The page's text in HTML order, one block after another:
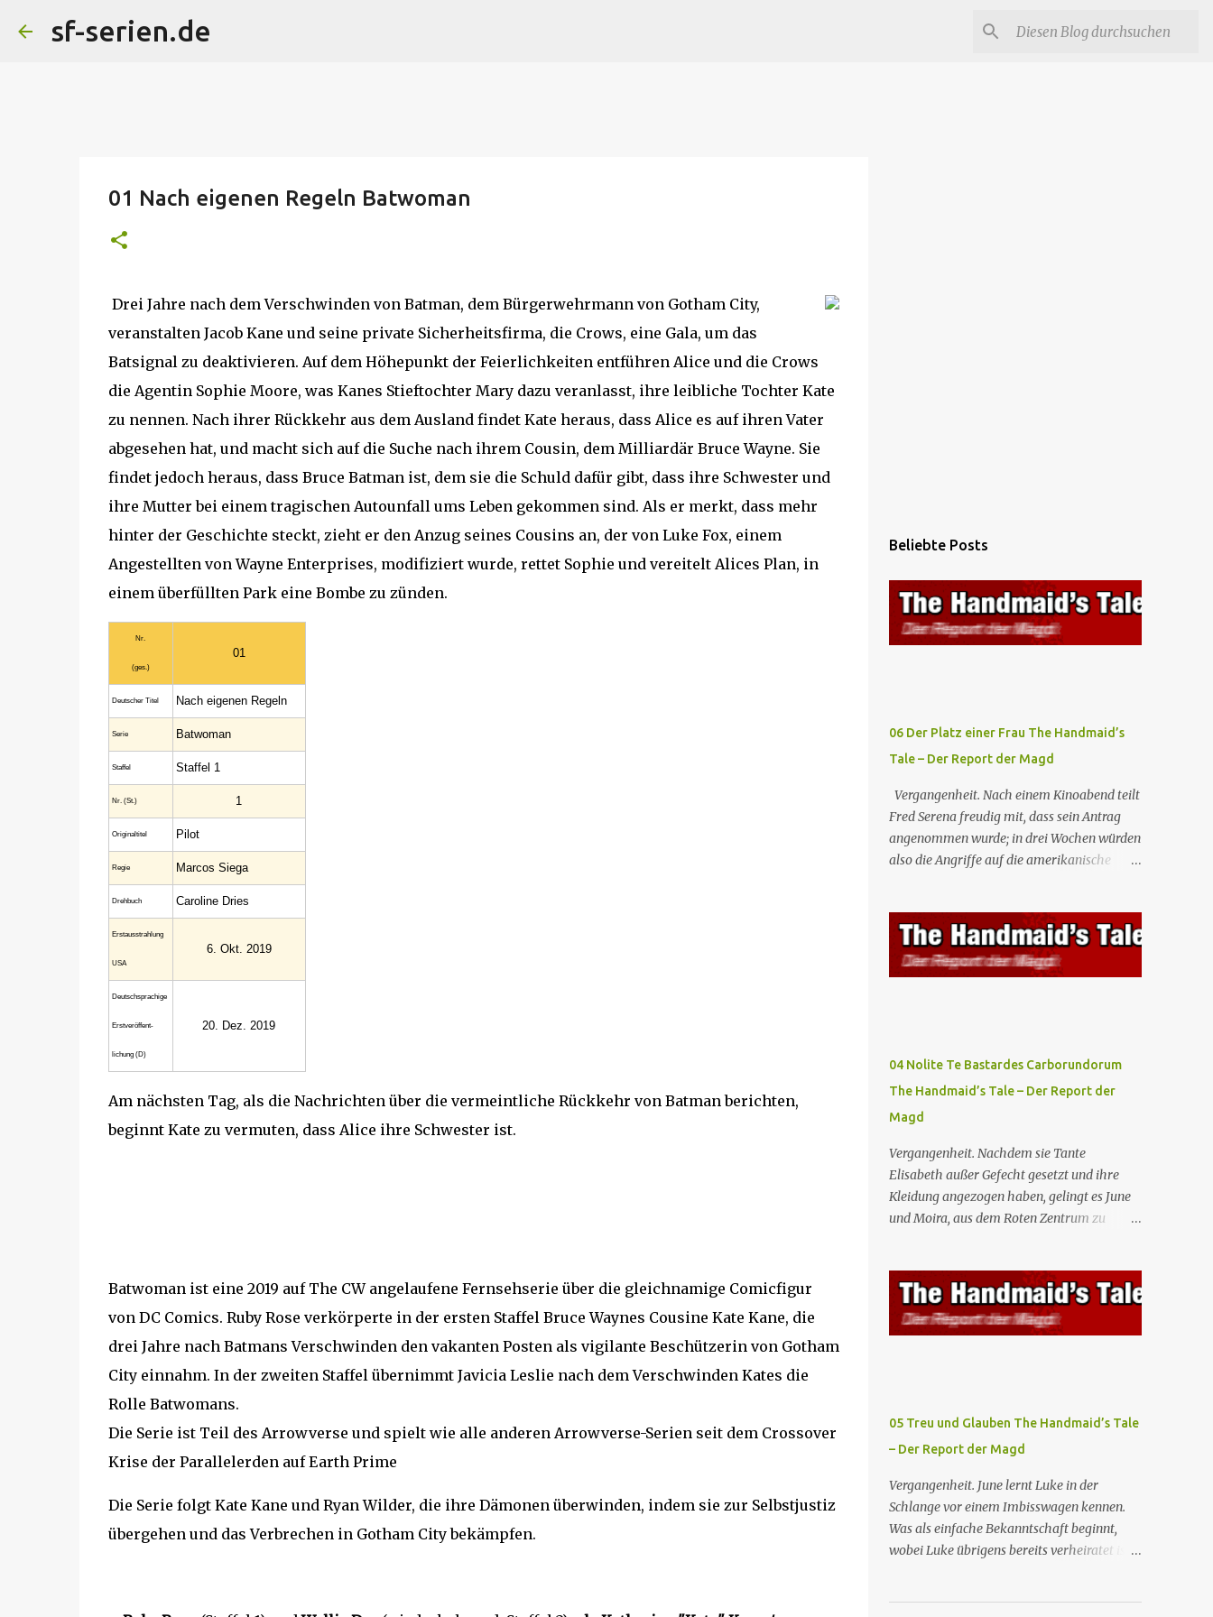
sf-serien.de
01 Nach eigenen Regeln Batwoman
Drei Jahre nach dem Verschwinden von Batman, dem Bürgerwehrmann von Gotham City,
veranstalten Jacob Kane und seine private Sicherheitsfirma, die Crows, eine Gala, um das
Batsignal zu deaktivieren. Auf dem Höhepunkt der Feierlichkeiten entführen Alice und die Crows
die Agentin Sophie Moore, was Kanes Stieftochter Mary dazu veranlasst, ihre leibliche Tochter Kate
zu nennen. Nach ihrer Rückkehr aus dem Ausland findet Kate heraus, dass Alice es auf ihren Vater
abgesehen hat, und macht sich auf die Suche nach ihrem Cousin, dem Milliardär Bruce Wayne. Sie
findet jedoch heraus, dass Bruce Batman ist, dem sie die Schuld dafür gibt, dass ihre Schwester und
ihre Mutter bei einem tragischen Autounfall ums Leben gekommen sind. Als er merkt, dass mehr
hinter der Geschichte steckt, zieht er den Anzug seines Cousins an, der von Luke Fox, einem
Angestellten von Wayne Enterprises, modifiziert wurde, rettet Sophie und vereitelt Alices Plan, in
einem überfüllten Park eine Bombe zu zünden.
Nr.
(ges.)
01
Deutscher Titel Nach eigenen Regeln
Serie Batwoman
Staffel Staffel 1
Nr. (St.) 1
Original­titel Pilot
Regie Marcos Siega
Drehbuch Caroline Dries
Erstaus­strahlung
USA
6. Okt. 2019
Deutsch­sprachige
Erst­veröffent­
lichung (D)
20. Dez. 2019
Am nächsten Tag, als die Nachrichten über die vermeintliche Rückkehr von Batman berichten,
beginnt Kate zu vermuten, dass Alice ihre Schwester ist.
Batwoman ist eine 2019 auf The CW angelaufene Fernsehserie über die gleichnamige Comicfigur
von DC Comics. Ruby Rose verkörperte in der ersten Staffel Bruce Waynes Cousine Kate Kane, die
drei Jahre nach Batmans Verschwinden den vakanten Posten als vigilante Beschützerin von Gotham
City einnahm. In der zweiten Staffel übernimmt Javicia Leslie nach dem Verschwinden Kates die
Rolle Batwomans.
Die Serie ist Teil des Arrowverse und spielt wie alle anderen Arrowverse-Serien seit dem Crossover
Krise der Parallelerden auf Earth Prime
Die Serie folgt Kate Kane und Ryan Wilder, die ihre Dämonen überwinden, indem sie zur Selbstjustiz
übergehen und das Verbrechen in Gotham City bekämpfen.
Beliebte Posts
06 Der Platz einer Frau The Handmaid’s
Tale – Der Report der Magd
Vergangenheit. Nach einem Kinoabend teilt
Fred Serena freudig mit, dass sein Antrag
angenommen wurde; in drei Wochen würden
also die Angriffe auf die amerikanische
konservative Intellektuelle, an den
Sitzungen des Rates teilnehmen kann, aber
die anderen zukünftigen Kommandanten
um ein für Gilead lebenswichtiges
Botschafterin Castillo konfrontiert Serena
mit ihrem Buch „Der Platz einer Frau”, das
„häuslichen Feminismus” für eine
Gesellschaft postuliert, deren oberstes Gut
die Fortpflanzung ist. June und andere
Mägde werden zum Staatsbankett mit der
Serena stolz die „Kinder von Gilead”
vorstellt. June nutzt die Gelegenheit, mit
Castillo unter vier Augen zu sprechen, ...
04 Nolite Te Bastardes Carborundorum
The Handmaid’s Tale – Der Report der
Magd
Vergangenheit. Nachdem sie Tante
Elisabeth außer Gefecht gesetzt und ihre
Kleidung angezogen haben, gelingt es June
und Moira, aus dem Roten Zentrum zu
bringen wird, kann jedoch June nicht retten,
die von den Wachen gefangen genommen
und zurück ins Rote Zentrum gebracht wird,
entdeckt im Kleiderschrank die Inschrift
wahrscheinlich von der Magd Difred
hinterlassen wurde, die vor ihr dort war. In
Erwartung der Zeremonie bringt Serena
June zum Gynäkologen, der sich bereit
erklärt, sie zu schwängern, da Fred
verantwortlich gemacht würde. June lehnt
05 Treu und Glauben The Handmaid’s Tale
– Der Report der Magd
Vergangenheit. June lernt Luke in der
Schlange vor einem Imbisswagen kennen.
Was als einfache Bekanntschaft beginnt,
wobei Luke übrigens bereits verheiratet ist,